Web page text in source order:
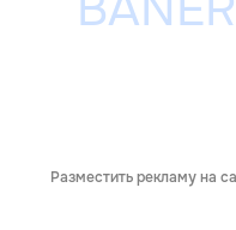
Разместить рекламу на